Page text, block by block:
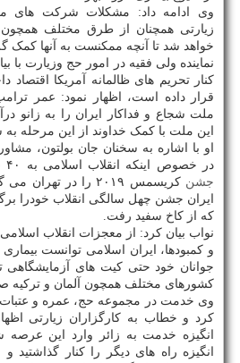
وی ادامه داد: مشکلات شرکت های
زیارتی همچنان از طرق مختلف همچون
خواهد شد تا آنچه ممکنست به آنها کمک
نماینده ولی فقیه در امور حج وزیارت با
کنار تحریم های ظالمانه آمریکا اقتصاد
قرار داده است، اظهار نمود: عمر
ملت شجاع و فداکار ایران را به زانو
این ملت با کمک خداوند از این مرحله
او با اشاره به سخنان جان بولتون،
در خصوص اینکه انقلاب اسلامی به ۴۰ سالگی نخواهد رسید و ما
جشن
کریسمس ۲۰۱۹ را در
ایران جشن چهل سالگی انقلاب خودرا
که از کاخ سفید رفت.
نواب بیان کرد: از معجزات انقلاب
و کمبودها، ایران اسلامی توانست بیماری
جوانان خود حتی کیت های
کشورهای مختلف همچون آلمان و ترکیه
وی خدمت در مجموعه حج، عمره و عتبات
کرد و خطاب به کارگزاران زیارتی
انگیزه خدمت به زائر وارد این
انگیزه راه های دیگر را کنار